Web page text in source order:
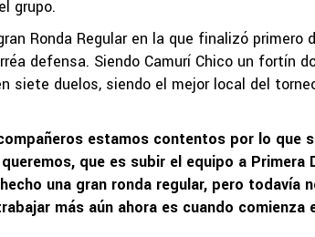
grupo.
Ronda Regular en la que finalizó primero
defensa. Siendo Camurí Chico un fortín
siete duelos, siendo el mejor local del
estamos contentos por lo que
que es subir el equipo a
una gran ronda regular, pero todavía
más aún ahora es cuando comienza